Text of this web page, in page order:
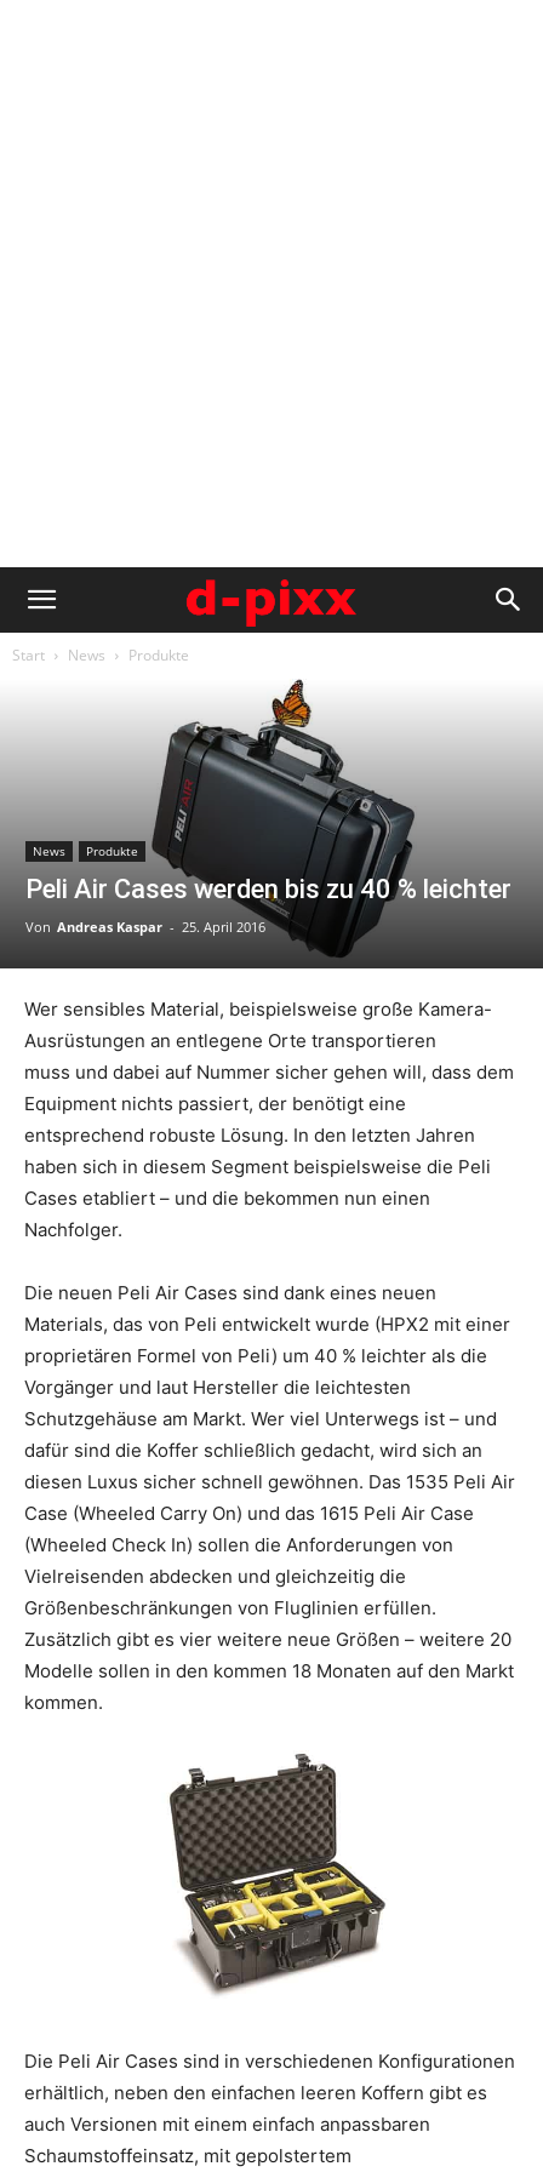
Start News Produkte
News Produkte
Peli Air Cases werden bis zu 40 % leichter
Von Andreas Kaspar - 25. April 2016
Wer sensibles Material, beispielsweise große Kamera-
Ausrüstungen an entlegene Orte transportieren
muss und dabei auf Nummer sicher gehen will, dass dem
Equipment nichts passiert, der benötigt eine
entsprechend robuste Lösung. In den letzten Jahren
haben sich in diesem Segment beispielsweise die Peli
Cases etabliert – und die bekommen nun einen
Nachfolger.
Die neuen Peli Air Cases sind dank eines neuen
Materials, das von Peli entwickelt wurde (HPX2 mit einer
proprietären Formel von Peli) um 40 % leichter als die
Vorgänger und laut Hersteller die leichtesten
Schutzgehäuse am Markt. Wer viel Unterwegs ist – und
dafür sind die Koffer schließlich gedacht, wird sich an
diesen Luxus sicher schnell gewöhnen. Das 1535 Peli Air
Case (Wheeled Carry On) und das 1615 Peli Air Case
(Wheeled Check In) sollen die Anforderungen von
Vielreisenden abdecken und gleichzeitig die
Größenbeschränkungen von Fluglinien erfüllen.
Zusätzlich gibt es vier weitere neue Größen – weitere 20
Modelle sollen in den kommen 18 Monaten auf den Markt
kommen.
Die Peli Air Cases sind in verschiedenen Konfigurationen
erhältlich, neben den einfachen leeren Koffern gibt es
auch Versionen mit einem einfach anpassbaren
Schaumstoffeinsatz, mit gepolstertem